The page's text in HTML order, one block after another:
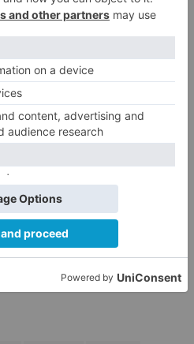
de la calle
que el Equipo
hecho para la
la intención de aprobar
el año. "Este Equipo